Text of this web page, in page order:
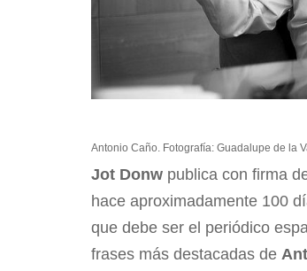
Antonio Caño. Fotografía: Guadalupe de la
Jot Donw publica con firma
hace aproximadamente 100
que debe ser el periódico
frases más destacadas de